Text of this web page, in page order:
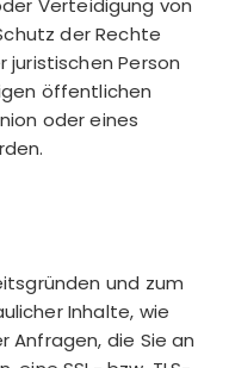
der Rechte
Person
öffentlichen
oder eines
und zum
Inhalte, wie
Anfragen, die Sie an